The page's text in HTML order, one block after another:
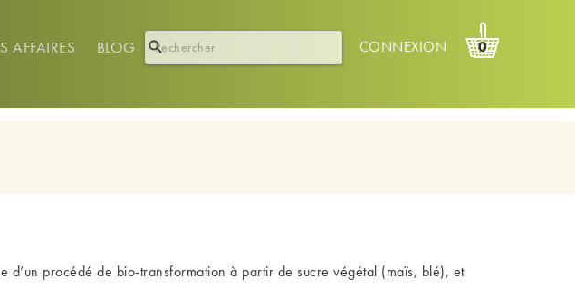
AFFAIRES BLOG  CONNEXION 0
d’un procédé de bio-transformation à partir de sucre végétal (maïs, blé), et